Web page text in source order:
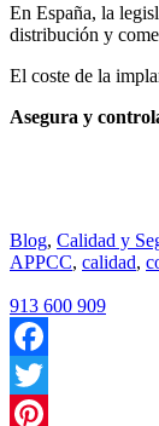
En España, la
distribución y
El coste de la
Asegura y
Blog, Calidad y
APPCC, calidad,
913 600 909
Facebook
Twitter